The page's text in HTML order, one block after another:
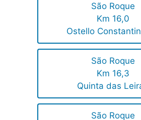
São Roque
Km 16,0
Ostello
São Roque
Km 16,3
Quinta das
São Roque